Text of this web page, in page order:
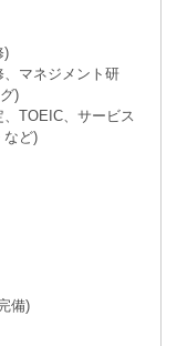
)
、マネジメント研
)
TOEIC、サービス
など)
備)